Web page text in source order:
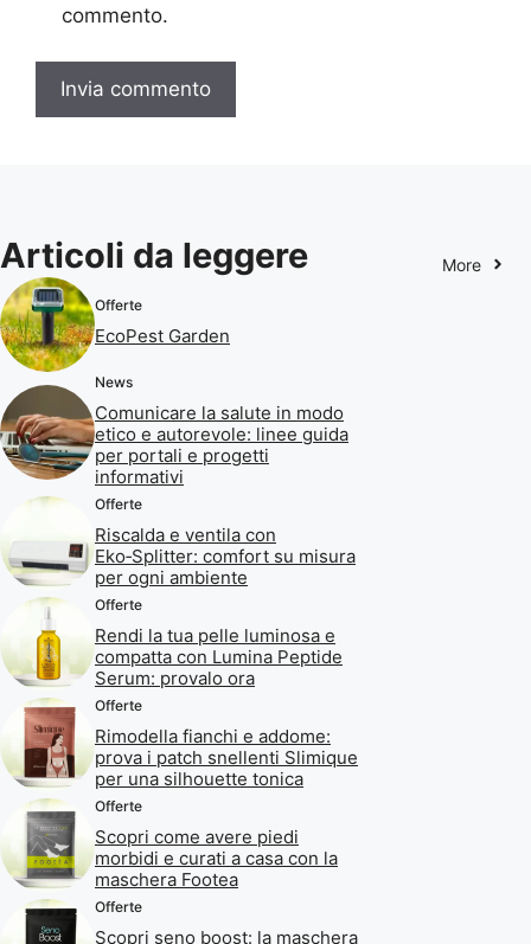
commento.
Articoli da leggere More
Offerte
EcoPest Garden
News
Comunicare la salute in modo
etico e autorevole: linee guida
per portali e progetti
informativi
Offerte
Riscalda e ventila con
Eko‑Splitter: comfort su misura
per ogni ambiente
Offerte
Rendi la tua pelle luminosa e
compatta con Lumina Peptide
Serum: provalo ora
Offerte
Rimodella fianchi e addome:
prova i patch snellenti Slimique
per una silhouette tonica
Offerte
Scopri come avere piedi
morbidi e curati a casa con la
maschera Footea
Offerte
Scopri seno boost: la maschera